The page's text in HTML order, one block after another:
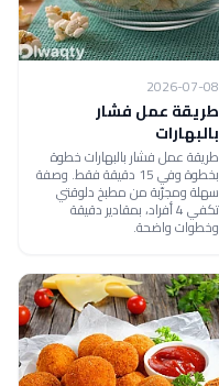
2026-07-08
طريقة عمل فشار
بالبهارات
طريقة عمل فشار بالبهارات خطوة
بخطوة وفي 15 دقيقة فقط. وصفة
سهلة ومجرّبة من مطبخ دلوقتي
تكفي 4 أفراد، بمقادير دقيقة
وخطوات واضحة.